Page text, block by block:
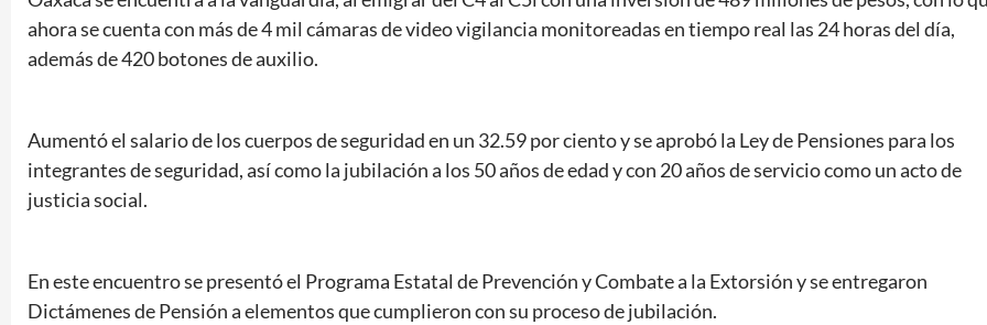
ahora se cuenta con más de 4 mil cámaras de video vigilancia monitoreadas en tiempo real las 24 horas del día,
además de 420 botones de auxilio.
Aumentó el salario de los cuerpos de seguridad en un 32.59 por ciento y se aprobó la Ley de Pensiones para los
integrantes de seguridad, así como la jubilación a los 50 años de edad y con 20 años de servicio como un acto de
justicia social.
En este encuentro se presentó el Programa Estatal de Prevención y Combate a la Extorsión y se entregaron
Dictámenes de Pensión a elementos que cumplieron con su proceso de jubilación.